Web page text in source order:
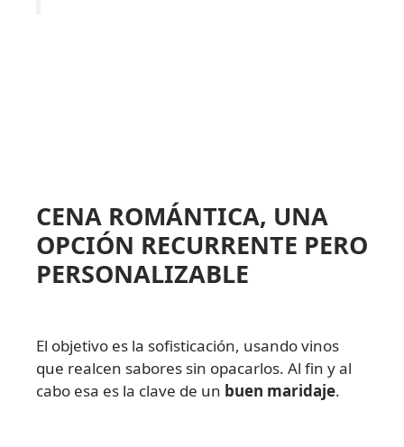
CENA ROMÁNTICA, UNA
OPCIÓN RECURRENTE PERO
PERSONALIZABLE
El objetivo es la sofisticación, usando vinos
que realcen sabores sin opacarlos. Al fin y al
cabo esa es la clave de un buen maridaje.